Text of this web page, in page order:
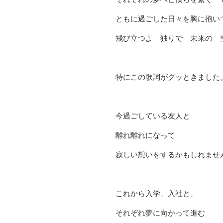
ともに過ごした日々を胸に抱い
飛び立つよ 独りで 未来の
特にこの歌詞がグッときました。
今過ごしている友人と
離れ離れになって
寂しい想いをするかもしれませ
これから入学、入社と、
それぞれ夢に向かって進む